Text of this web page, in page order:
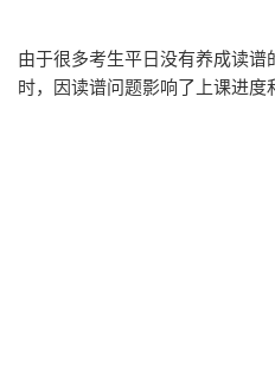
由于很多考生平日没有养成读
时，因读谱问题影响了上课进度